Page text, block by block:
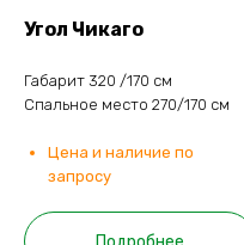
Угол Чикаго
Габарит 320 /170 см
Спальное место 270/170 см
Цена и наличие по
запросу